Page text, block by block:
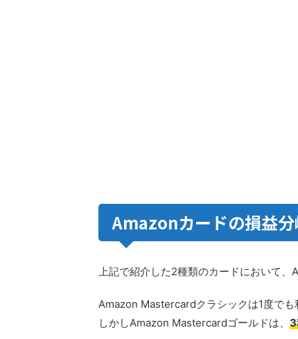
Amazonカードの損益
上記で紹介した2種類のカードにおいて、
Amazon Mastercardクラシックは1度でも
しかしAmazon Mastercardゴールドは、 3